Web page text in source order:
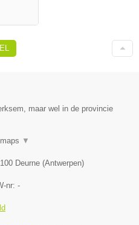
maar wel in de provincie
▼
Deurne (Antwerpen)
nr: -